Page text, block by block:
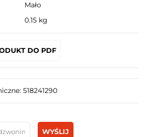
Mało
0.15 kg
DO PDF
518241290
WYŚLIJ